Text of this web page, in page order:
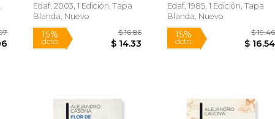
Edaf, 2003, 1 Edición, Tapa
Blanda, Nuevo
Edaf, 1985, 1 Edición, Tapa
Blanda, Nuevo